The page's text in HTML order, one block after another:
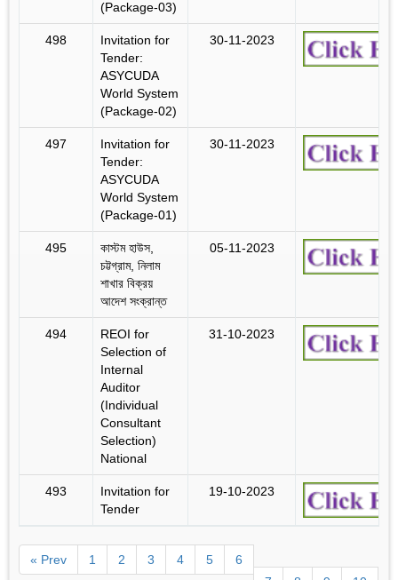
(Package-03)
498
Invitation for
Tender:
ASYCUDA
World System
(Package-02)
30-11-2023
497
Invitation for
Tender:
ASYCUDA
World System
(Package-01)
30-11-2023
495
কাস্টম হাউস,
চট্টগ্রাম, নিলাম
শাখার বিক্রয়
আদেশ সংক্রান্ত
05-11-2023
494
REOI for
Selection of
Internal
Auditor
(Individual
Consultant
Selection)
National
31-10-2023
493
Invitation for
Tender
19-10-2023
« Prev 1 2 3 4 5
6